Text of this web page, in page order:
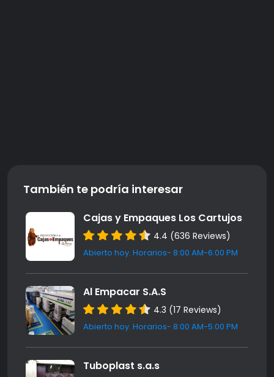
También te podría interesar
Cajas y Empaques Los Cartujos
4.4 (636 Reviews)
Abierto hoy. Horarios- 8:00 AM-6:00 PM
Al Empacar S.A.S
4.3 (17 Reviews)
Abierto hoy. Horarios- 8:00 AM-5:00 PM
Tuboplast s.a.s